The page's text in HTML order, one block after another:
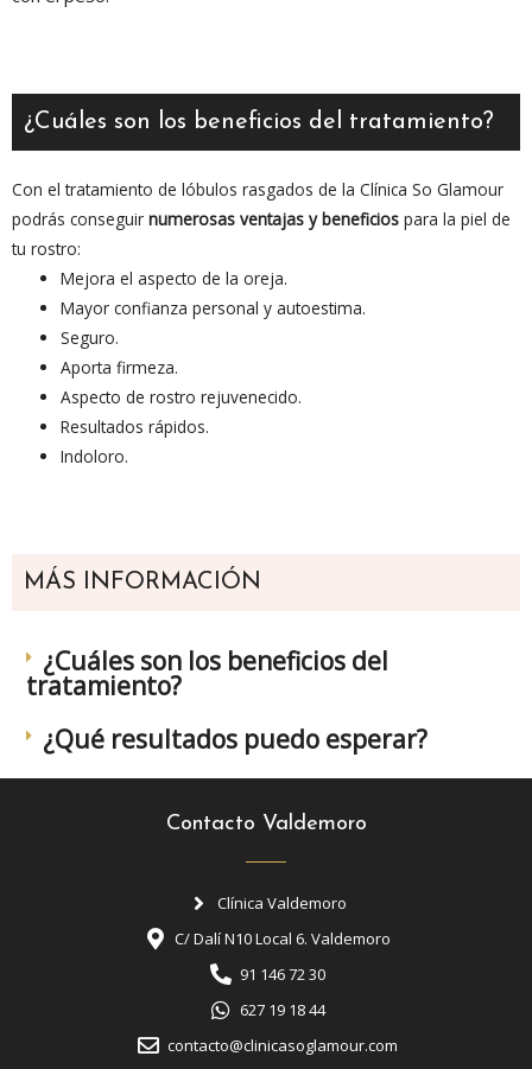
¿Cuáles son los beneficios del tratamiento?
Con el tratamiento de lóbulos rasgados de la Clínica So Glamour
podrás conseguir numerosas ventajas y beneficios para la piel de
tu rostro:
Mejora el aspecto de la oreja.
Mayor confianza personal y autoestima.
Seguro.
Aporta firmeza.
Aspecto de rostro rejuvenecido.
Resultados rápidos.
Indoloro.
MÁS INFORMACIÓN
¿Cuáles son los beneficios del
tratamiento?
¿Qué resultados puedo esperar?
Contacto Valdemoro
Clínica Valdemoro
C/ Dalí N10 Local 6. Valdemoro
91 146 72 30
627 19 18 44
contacto@clinicasoglamour.com